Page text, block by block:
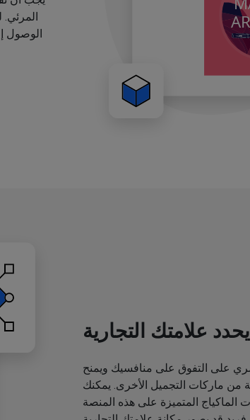
الوصول
علامتك التجارية
على التفوق على منافسيك ويمنح
ماركات التجميل الأخرى. يمكنك
المتميزة على هذه المنصة